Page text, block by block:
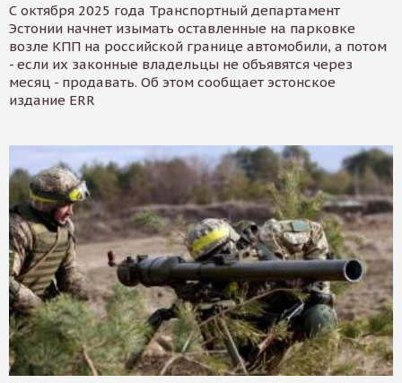
С октября 2025 года Транспортный департамент
Эстонии начнет изымать оставленные на парковке
возле КПП на российской границе автомобили, а потом
- если их законные владельцы не объявятся через
месяц - продавать. Об этом сообщает эстонское
издание ERR